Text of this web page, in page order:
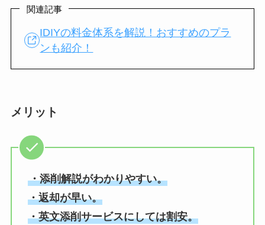
関連記事
IDIYの料金体系を解説！おすすめのプラ
ンも紹介！
メリット
・添削解説がわかりやすい。
・返却が早い。
・英文添削サービスにしては割安。